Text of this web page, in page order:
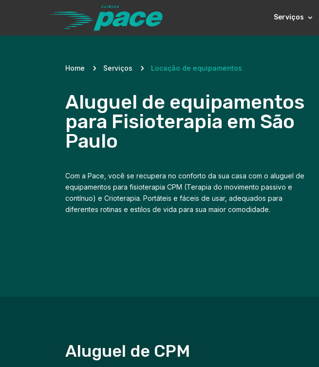
Serviços
Home 5 Serviços 5 Locação de equipamentos
Aluguel de equipamentos
para Fisioterapia em São
Paulo
Com a Pace, você se recupera no conforto da sua casa com o aluguel de
equipamentos para fisioterapia CPM (Terapia do movimento passivo e
contínuo) e Crioterapia. Portáteis e fáceis de usar, adequados para
diferentes rotinas e estilos de vida para sua maior comodidade.
Aluguel de CPM